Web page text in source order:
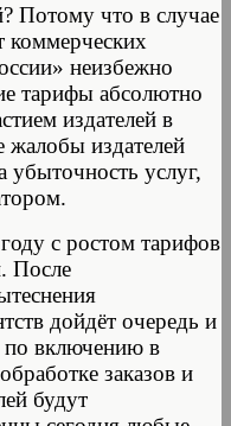
Потому что в случае
коммерческих
неизбежно
тарифы абсолютно
издателей в
издателей
убыточность услуг,
с ростом тарифов
После
дойдёт очередь и
по включению в
заказов и
будут